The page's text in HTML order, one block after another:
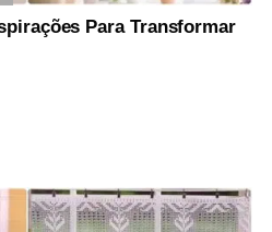
Para Transformar